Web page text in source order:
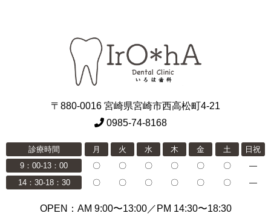
〒880-0016 宮崎県宮崎市西高松町4-21
0985-74-8168
診療時間 月 火 水 木 金 土
日祝
9：00-13：00
〇 〇 〇 〇 〇 〇
―
14：30-18：30
〇 〇 〇 〇 〇 〇 ―
OPEN：AM 9:00〜13:00／PM 14:30〜18:30